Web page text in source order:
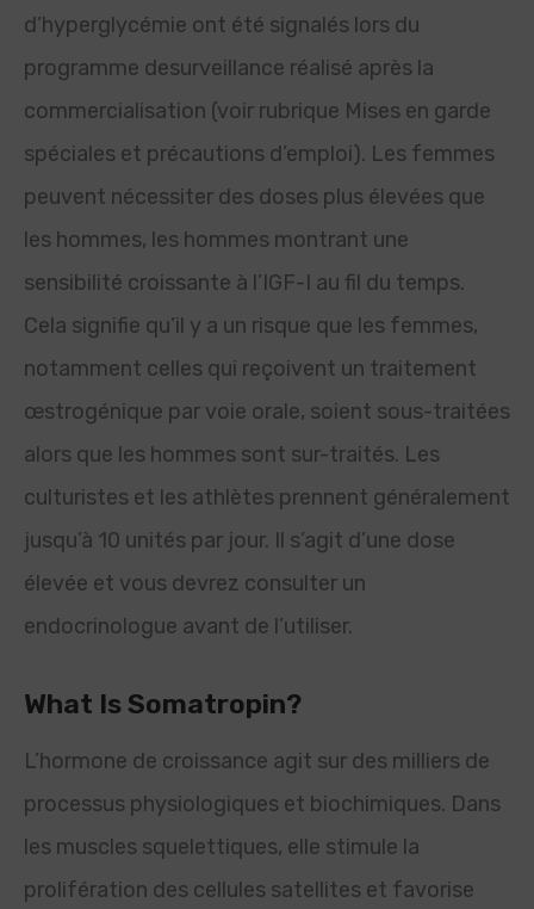
d’hyperglycémie ont été signalés lors du
programme desurveillance réalisé après la
commercialisation (voir rubrique Mises en garde
spéciales et précautions d’emploi). Les femmes
peuvent nécessiter des doses plus élevées que
les hommes, les hommes montrant une
sensibilité croissante à l’IGF-I au fil du temps.
Cela signifie qu’il y a un risque que les femmes,
notamment celles qui reçoivent un traitement
œstrogénique par voie orale, soient sous-traitées
alors que les hommes sont sur-traités. Les
culturistes et les athlètes prennent généralement
jusqu’à 10 unités par jour. Il s’agit d’une dose
élevée et vous devrez consulter un
endocrinologue avant de l’utiliser.
What Is Somatropin?
L’hormone de croissance agit sur des milliers de
processus physiologiques et biochimiques. Dans
les muscles squelettiques, elle stimule la
prolifération des cellules satellites et favorise